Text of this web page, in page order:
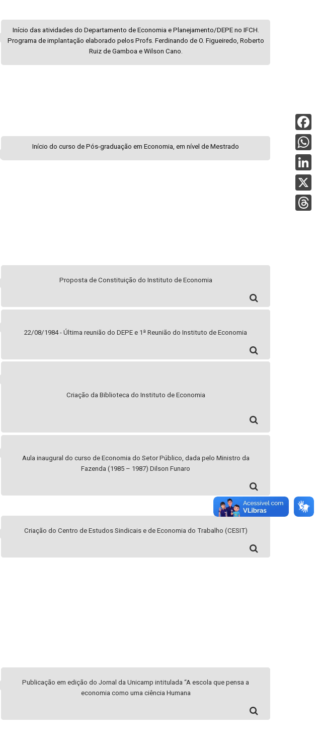
Início das atividades do Departamento de Economia e Planejamento/DEPE no IFCH.
Programa de implantação elaborado pelos Profs. Ferdinando de O. Figueiredo, Roberto
Ruiz de Gamboa e Wilson Cano.
Início do curso de Pós-graduação em Economia, em nível de Mestrado
Proposta de Constituição do Instituto de Economia
22/08/1984 - Última reunião do DEPE e 1ª Reunião do Instituto de Economia
Criação da Biblioteca do Instituto de Economia
Aula inaugural do curso de Economia do Setor Público, dada pelo Ministro da
Fazenda (1985 – 1987) Dilson Funaro
Criação do Centro de Estudos Sindicais e de Economia do Trabalho (CESIT)
Publicação em edição do Jornal da Unicamp intitulada “A escola que pensa a
economia como uma ciência Humana
F
a
c
e
b
W
h
a
L
i
n
X